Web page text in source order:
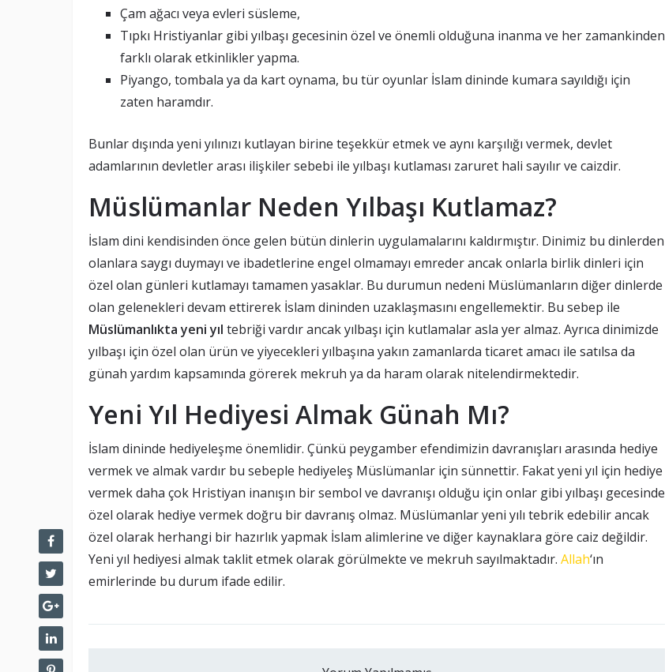
Çam ağacı veya evleri süsleme,
Tıpkı Hristiyanlar gibi yılbaşı gecesinin özel ve önemli olduğuna inanma ve her zamankinden
farklı olarak etkinlikler yapma.
Piyango, tombala ya da kart oynama, bu tür oyunlar İslam dininde kumara sayıldığı için
zaten haramdır.
Bunlar dışında yeni yılınızı kutlayan birine teşekkür etmek ve aynı karşılığı vermek, devlet
adamlarının devletler arası ilişkiler sebebi ile yılbaşı kutlaması zaruret hali sayılır ve caizdir.
Müslümanlar Neden Yılbaşı Kutlamaz?
İslam dini kendisinden önce gelen bütün dinlerin uygulamalarını kaldırmıştır. Dinimiz bu dinlerden
olanlara saygı duymayı ve ibadetlerine engel olmamayı emreder ancak onlarla birlik dinleri için
özel olan günleri kutlamayı tamamen yasaklar. Bu durumun nedeni Müslümanların diğer dinlerde
olan gelenekleri devam ettirerek İslam dininden uzaklaşmasını engellemektir. Bu sebep ile
Müslümanlıkta yeni yıl tebriği vardır ancak yılbaşı için kutlamalar asla yer almaz. Ayrıca dinimizde
yılbaşı için özel olan ürün ve yiyecekleri yılbaşına yakın zamanlarda ticaret amacı ile satılsa da
günah yardım kapsamında görerek mekruh ya da haram olarak nitelendirmektedir.
Yeni Yıl Hediyesi Almak Günah Mı?
İslam dininde hediyeleşme önemlidir. Çünkü peygamber efendimizin davranışları arasında hediye
vermek ve almak vardır bu sebeple hediyeleş Müslümanlar için sünnettir. Fakat yeni yıl için hediye
vermek daha çok Hristiyan inanışın bir sembol ve davranışı olduğu için onlar gibi yılbaşı gecesinde
özel olarak hediye vermek doğru bir davranış olmaz. Müslümanlar yeni yılı tebrik edebilir ancak
özel olarak herhangi bir hazırlık yapmak İslam alimlerine ve diğer kaynaklara göre caiz değildir.
Yeni yıl hediyesi almak taklit etmek olarak görülmekte ve mekruh sayılmaktadır. Allah‘ın
emirlerinde bu durum ifade edilir.